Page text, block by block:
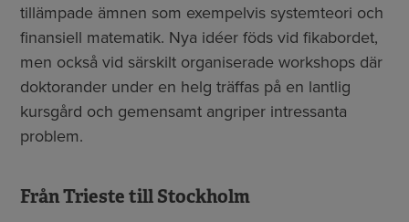
tillämpade ämnen som exempelvis systemteori och
finansiell matematik. Nya idéer föds vid fikabordet,
men också vid särskilt organiserade workshops där
doktorander under en helg träffas på en lantlig
kursgård och gemensamt angriper intressanta
problem.
Från Trieste till Stockholm